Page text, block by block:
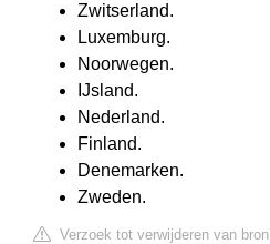
Zwitserland.
Luxemburg.
Noorwegen.
IJsland.
Nederland.
Finland.
Denemarken.
Zweden.
Verzoek tot verwijderen van bron